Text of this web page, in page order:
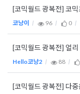
[코믹월드 광복전] 코
코냥이 96 0
[코믹월드 광복전] 얼
Hello코냥2 88
[코믹월드 광복전] 다